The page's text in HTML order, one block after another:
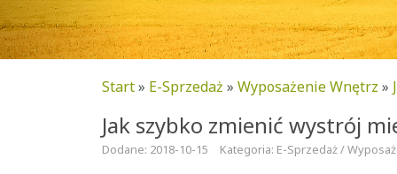
Start» E-Sprzedaż » Wyposażenie Wnętrz »
Jak szybko zmienić wystrój
Dodane: 2018-10-15 Kategoria: E-Sprzedaż /